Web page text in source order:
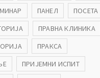
ПАНЕЛ
ПОСЕТА
ПРАВНА КЛИНИКА
ПРАКСА
ПРИЈЕМНИ ИСПИТ